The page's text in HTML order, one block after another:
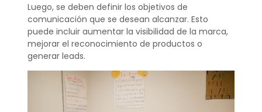
Luego, se deben definir los objetivos de
comunicación que se desean alcanzar. Esto
puede incluir aumentar la visibilidad de la marca,
mejorar el reconocimiento de productos o
generar leads.